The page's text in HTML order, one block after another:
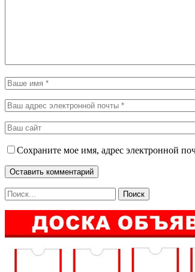
Сохраните мое имя, адрес электронной